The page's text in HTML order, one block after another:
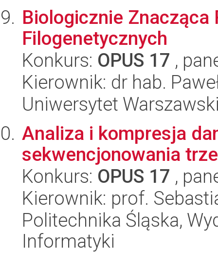
Biologicznie Znacząca
Filogenetycznych
Konkurs: OPUS 17 ,
Kierownik: dr hab.
Uniwersytet
Analiza i kompresja
sekwencjonowania
Konkurs: OPUS 17 ,
Kierownik: prof.
Politechnika Śląska,
Informatyki